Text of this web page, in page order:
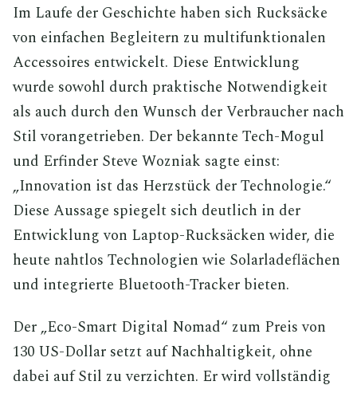
Im Laufe der Geschichte haben sich Rucksäcke
von einfachen Begleitern zu multifunktionalen
Accessoires entwickelt. Diese Entwicklung
wurde sowohl durch praktische Notwendigkeit
als auch durch den Wunsch der Verbraucher nach
Stil vorangetrieben. Der bekannte Tech-Mogul
und Erfinder Steve Wozniak sagte einst:
„Innovation ist das Herzstück der Technologie.“
Diese Aussage spiegelt sich deutlich in der
Entwicklung von Laptop-Rucksäcken wider, die
heute nahtlos Technologien wie Solarladeflächen
und integrierte Bluetooth-Tracker bieten.
Der „Eco-Smart Digital Nomad“ zum Preis von
130 US-Dollar setzt auf Nachhaltigkeit, ohne
dabei auf Stil zu verzichten. Er wird vollständig